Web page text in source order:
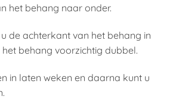
het behang naar onder.
de achterkant van het behang in
behang voorzichtig dubbel.
in laten weken en daarna kunt u